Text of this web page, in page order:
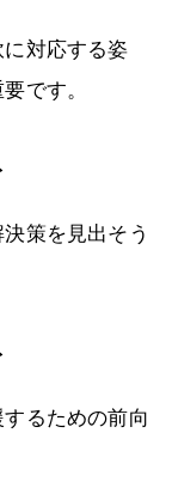
対応する姿
です。
策を見出そう
るための前向